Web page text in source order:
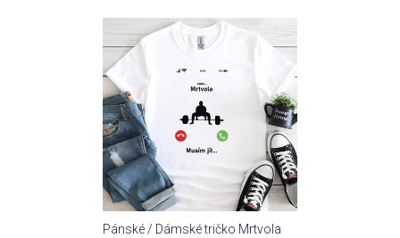
Pánské / Dámské tričko Mrtvola